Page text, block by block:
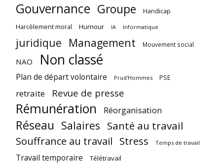
Gouvernance Groupe Handicap
Harcèlement moral Humour IA Informatique
juridique Management Mouvement social
NAO Non classé
Plan de départ volontaire Prud'Hommes PSE
retraite Revue de presse
Rémunération Réorganisation
Réseau Salaires Santé au travail
Souffrance au travail Stress Temps de travail
Travail temporaire Télétravail